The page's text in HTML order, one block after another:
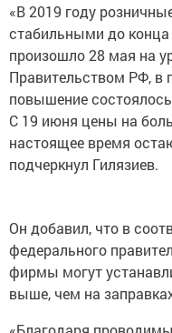
«В 2019 году
стабильными до
произошло 28 мая на
Правительством РФ, в
повышение
С 19 июня цены на
настоящее время
подчеркнул Гилязиев.
Он добавил, что в
федерального
фирмы могут
выше, чем на